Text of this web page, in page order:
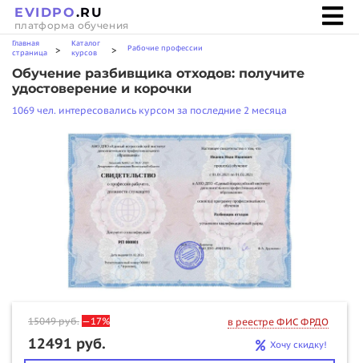
EVIDPO.RU
платформа обучения
Главная
страница
>
Каталог
курсов
> Рабочие профессии
Обучение разбивщика отходов: получите
удостоверение и корочки
1069 чел. интересовались курсом за последние 2 месяца
15049руб. —17% в реестре ФИС ФРДО
12491 руб. Хочу скидку!